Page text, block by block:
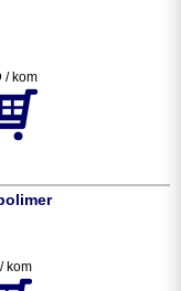
/ kom
kom